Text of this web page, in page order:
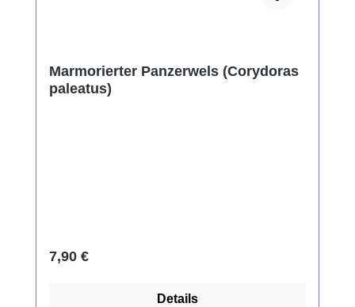
Marmorierter Panzerwels (Corydoras
paleatus)
Regulärer Preis:
7,90 €
Details